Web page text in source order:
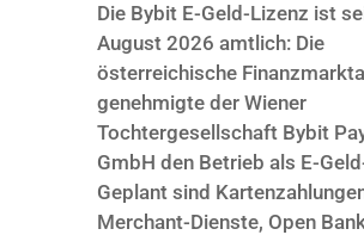
Die Bybit E-Geld-Lizenz ist
August 2026 amtlich: Die
österreichische
genehmigte der Wiener
Tochtergesellschaft Bybit
GmbH den Betrieb als E-
Geplant sind
Merchant-Dienste, Open